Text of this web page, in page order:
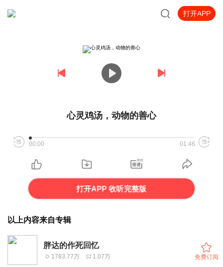
打开APP
心灵鸡汤，动物的善心
00:00 01:46
打开APP 收听完整版
以上内容来自专辑
胖达的作死回忆
1783.77万 1.07万 免费订阅